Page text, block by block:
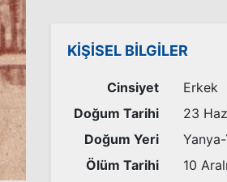
KİŞİSEL BİLGİLER
Cinsiyet
Erkek
Doğum Tarihi
23
Doğum Yeri
Ölüm Tarihi
10